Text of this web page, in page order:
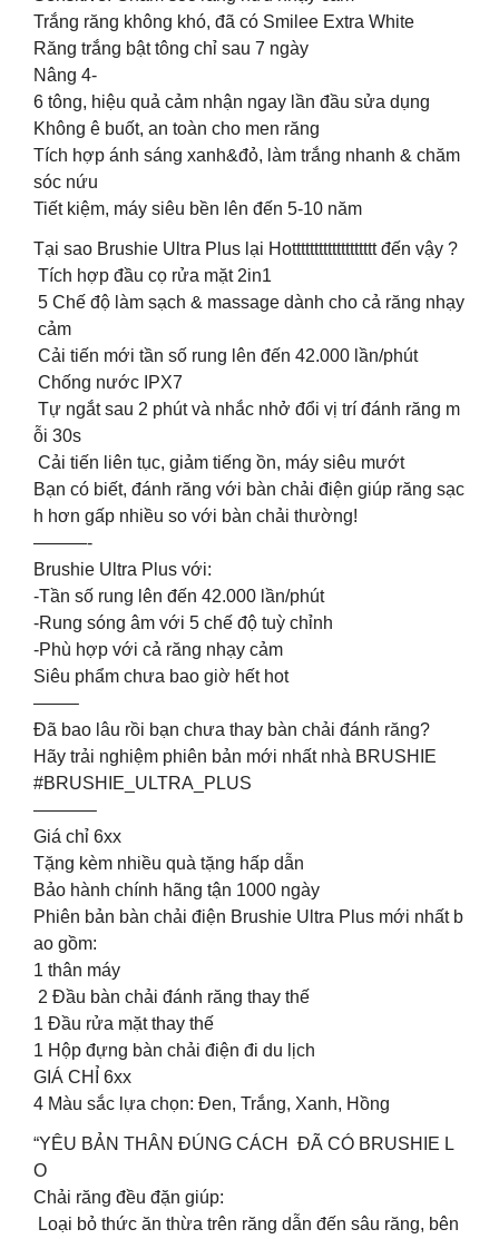
Trắng răng không khó, đã có Smilee Extra White
Răng trắng bật tông chỉ sau 7 ngày
Nâng 4-
6 tông, hiệu quả cảm nhận ngay lần đầu sửa dụng
Không ê buốt, an toàn cho men răng
Tích hợp ánh sáng xanh&đỏ, làm trắng nhanh & chăm
sóc nứu
Tiết kiệm, máy siêu bền lên đến 5-10 năm
Tại sao Brushie Ultra Plus lại Hottttttttttttttttttt đến vậy ?
Tích hợp đầu cọ rửa mặt 2in1
5 Chế độ làm sạch & massage dành cho cả răng nhạy
cảm
Cải tiến mới tần số rung lên đến 42.000 lần/phút
Chống nước IPX7
Tự ngắt sau 2 phút và nhắc nhở đổi vị trí đánh răng m
ỗi 30s
Cải tiến liên tục, giảm tiếng ồn, máy siêu mướt
Bạn có biết, đánh răng với bàn chải điện giúp răng sạc
h hơn gấp nhiều so với bàn chải thường!
———-
Brushie Ultra Plus với:
-Tần số rung lên đến 42.000 lần/phút
-Rung sóng âm với 5 chế độ tuỳ chỉnh
-Phù hợp với cả răng nhạy cảm
Siêu phẩm chưa bao giờ hết hot
——–
Đã bao lâu rồi bạn chưa thay bàn chải đánh răng?
Hãy trải nghiệm phiên bản mới nhất nhà BRUSHIE
#BRUSHIE_ULTRA_PLUS
———–
Giá chỉ 6xx
Tặng kèm nhiều quà tặng hấp dẫn
Bảo hành chính hãng tận 1000 ngày
Phiên bản bàn chải điện Brushie Ultra Plus mới nhất b
ao gồm:
1 thân máy
2 Đầu bàn chải đánh răng thay thế
1 Đầu rửa mặt thay thế
1 Hộp đựng bàn chải điện đi du lịch
GIÁ CHỈ 6xx
4 Màu sắc lựa chọn: Đen, Trắng, Xanh, Hồng
“YÊU BẢN THÂN ĐÚNG CÁCH ĐÃ CÓ BRUSHIE L
O
Chải răng đều đặn giúp:
Loại bỏ thức ăn thừa trên răng dẫn đến sâu răng, bên